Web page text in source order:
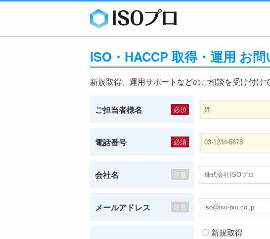
ISO・HACCP 取得・運用 お
新規取得、運用サポートなどのご相談を受け付け
ご担当者様名 必須
電話番号 必須
会社名 任意
メールアドレス 任意
新規取得